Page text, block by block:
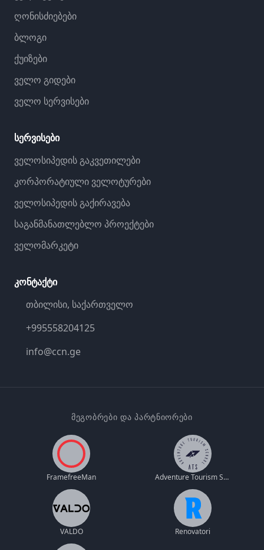
ღონისძიებები
ბლოგი
ქუიზები
ველო გიდები
ველო სერვისები
სერვისები
ველოსიპედის გაკვეთილები
კორპორატიული ველოტურები
ველოსიპედის გაქირავება
საგანმანათლებლო პროექტები
ველომარკეტი
კონტაქტი
თბილისი, საქართველო
+995558204125
info@ccn.ge
ᲛᲔᲒᲝᲑᲠᲔᲑᲘ ᲓᲐ ᲞᲐᲠᲢᲜᲘᲝᲠᲔᲑᲘ
FramefreeMan Adventure Tourism School
VALDO Renovatori